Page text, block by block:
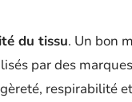
du tissu. Un bon
par des
respirabilité